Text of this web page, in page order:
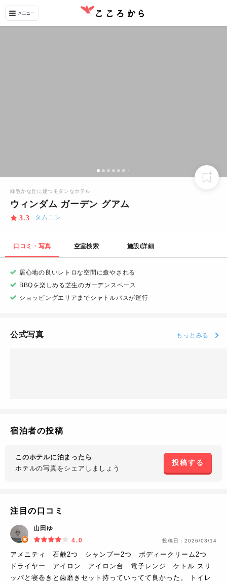
緑豊かな丘に建つモダンなホテル
ウィンダム ガーデン グアム
3.3 タムニン
口コミ・写真 空室検索 施設/詳細
居心地の良いレトロな空間に癒やされる
BBQを楽しめる芝生のガーデンスペース
ショッピングエリアまでシャトルバスが運行
公式写真 もっとみる
宿泊者の投稿
このホテルに泊まったら
ホテルの写真をシェアしましょう
投稿する
注目の口コミ
山田ゆ
4.0
投稿日： 2026/03/14
アメニティ 石鹸2つ シャンプー2つ ボディークリーム2つ
ドライヤー アイロン アイロン台 電子レンジ ケトル スリ
ッパと寝巻きと歯磨きセット持っていってて良かった。 トイレ